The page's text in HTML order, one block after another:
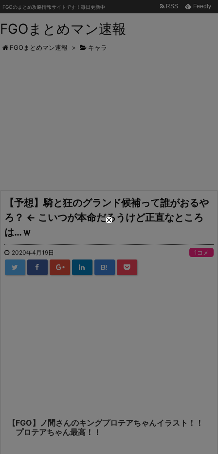
FGOまとめマン速報
FGOのまとめ攻略情報サイトです！毎日更新中 RSS Feedly
FGOまとめマン速報 > キャラ
【予想】騎と狂のグランド候補って誰がおるや
ろ？ ← こいつが本命だろうけど正直なところ
は…ｗ
2020年4月19日 1コメ
B!
【FGO】ノ間さんのキングプロテアちゃんイラスト！！
プロテアちゃん最高！！